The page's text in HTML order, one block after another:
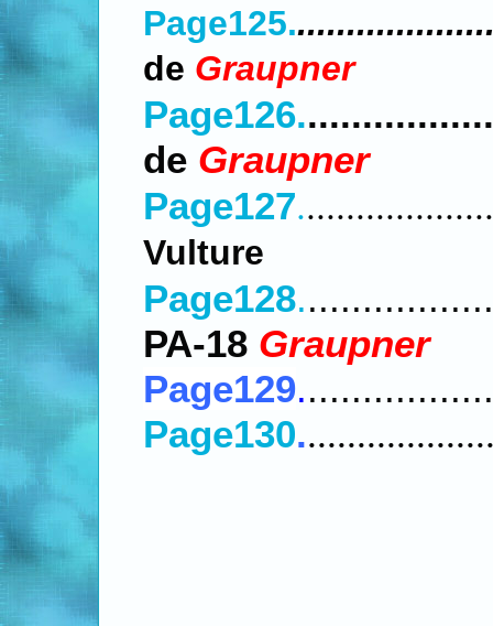
Page125.
de Graupner
Page126.
de Graupner
Page127.
Vulture
Page128.
PA-18 Graupner
Page129.
Page130.